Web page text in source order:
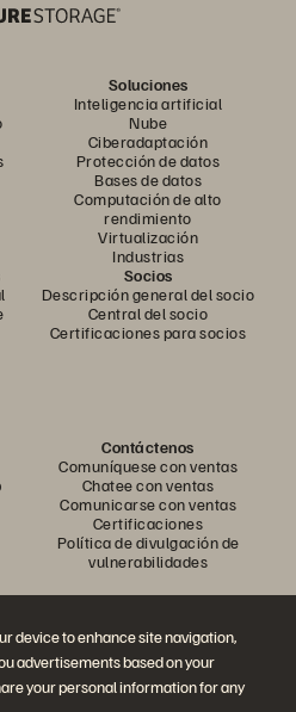
device to enhance site navigation,
advertisements based on your
your personal information for any
Soluciones
Inteligencia artificial
Nube
Ciberadaptación
Protección de datos
Bases de datos
Computación de alto
rendimiento
Virtualización
Industrias
Socios
Descripción general del socio
Central del socio
Certificaciones para socios
Contáctenos
Comuníquese con ventas
Chatee con ventas
Comunicarse con ventas
Certificaciones
Política de divulgación de
vulnerabilidades
conversación
oficiales de Everpure